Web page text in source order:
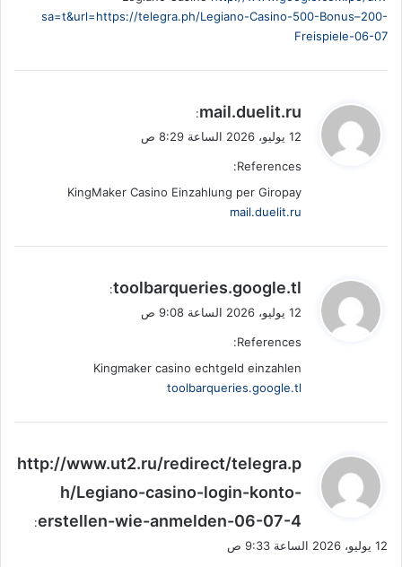
sa=t&url=https://telegra.ph/Legiano-Casino-500-Bonus–200-
Freispiele-06-07
ي
ق
ل
mail.duelit.ru
:
12 يوليو، 2026 الساعة 8:29 ص
References:
KingMaker Casino Einzahlung per Giropay
mail.duelit.ru
ي
ق
ل
toolbarqueries.google.tl
:
12 يوليو، 2026 الساعة 9:08 ص
References:
Kingmaker casino echtgeld einzahlen
toolbarqueries.google.tl
ي
ل
http://www.ut2.ru/redirect/telegra.p
h/Legiano-casino-login-konto-
erstellen-wie-anmelden-06-07-4
:
12 يوليو، 2026 الساعة 9:33 ص